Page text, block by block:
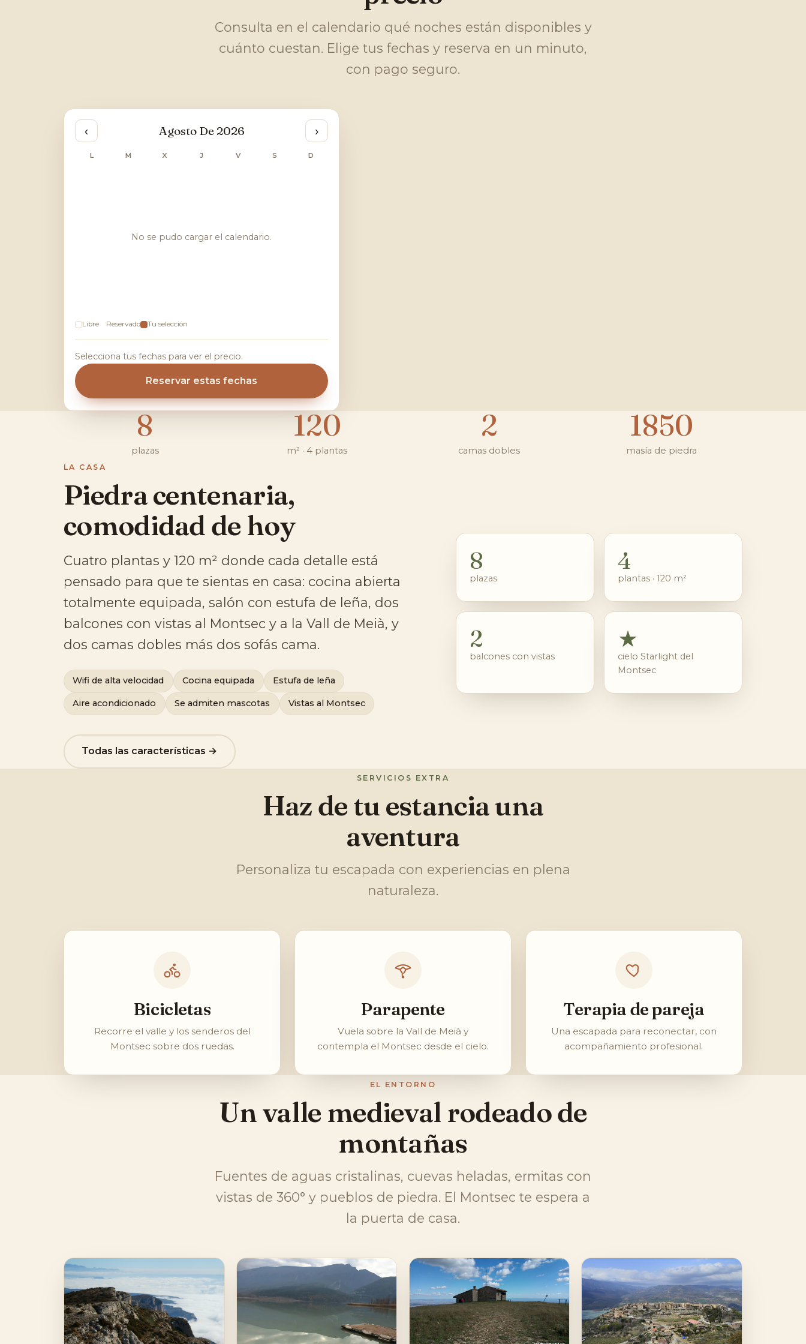
Consulta en el calendario qué noches están disponibles y
cuánto cuestan. Elige tus fechas y reserva en un minuto,
con pago seguro.
‹ Agosto De 2026 ›
L M X J V S D
No se pudo cargar el calendario.
Libre Reservado Tu selección
Selecciona tus fechas para ver el precio.
Reservar estas fechas
8
plazas
120
m² · 4 plantas
2
camas dobles
1850
masía de piedra
LA CASA
Piedra centenaria,
comodidad de hoy
Cuatro plantas y 120 m² donde cada detalle está
pensado para que te sientas en casa: cocina abierta
totalmente equipada, salón con estufa de leña, dos
balcones con vistas al Montsec y a la Vall de Meià, y
dos camas dobles más dos sofás cama.
Wifi de alta velocidad Cocina equipada Estufa de leña
Aire acondicionado Se admiten mascotas Vistas al Montsec
Todas las características →
8
plazas
4
plantas · 120 m²
2
balcones con vistas
★
cielo Starlight del
Montsec
SERVICIOS EXTRA
Haz de tu estancia una
aventura
Personaliza tu escapada con experiencias en plena
naturaleza.
Bicicletas
Recorre el valle y los senderos del
Montsec sobre dos ruedas.
Parapente
Vuela sobre la Vall de Meià y
contempla el Montsec desde el cielo.
Terapia de pareja
Una escapada para reconectar, con
acompañamiento profesional.
EL ENTORNO
Un valle medieval rodeado de
montañas
Fuentes de aguas cristalinas, cuevas heladas, ermitas con
vistas de 360° y pueblos de piedra. El Montsec te espera a
la puerta de casa.